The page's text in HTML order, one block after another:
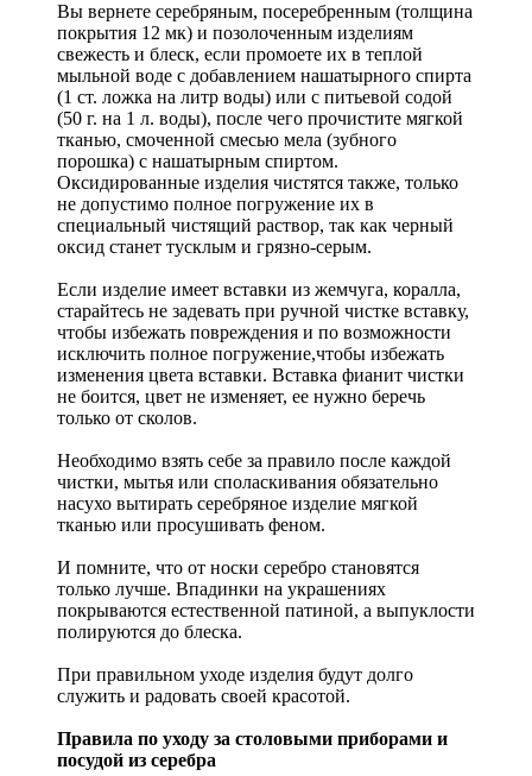
Вы вернете серебряным, посеребренным (толщина
покрытия 12 мк) и позолоченным изделиям
свежесть и блеск, если промоете их в теплой
мыльной воде с добавлением нашатырного спирта
(1 ст. ложка на литр воды) или с питьевой содой
(50 г. на 1 л. воды), после чего прочистите мягкой
тканью, смоченной смесью мела (зубного
порошка) с нашатырным спиртом.
Оксидированные изделия чистятся также, только
не допустимо полное погружение их в
специальный чистящий раствор, так как черный
оксид станет тусклым и грязно-серым.
Если изделие имеет вставки из жемчуга, коралла,
старайтесь не задевать при ручной чистке вставку,
чтобы избежать повреждения и по возможности
исключить полное погружение,чтобы избежать
изменения цвета вставки. Вставка фианит чистки
не боится, цвет не изменяет, ее нужно беречь
только от сколов.
Необходимо взять себе за правило после каждой
чистки, мытья или споласкивания обязательно
насухо вытирать серебряное изделие мягкой
тканью или просушивать феном.
И помните, что от носки серебро становятся
только лучше. Впадинки на украшениях
покрываются естественной патиной, а выпуклости
полируются до блеска.
При правильном уходе изделия будут долго
служить и радовать своей красотой.
Правила по уходу за столовыми приборами и
посудой из серебра